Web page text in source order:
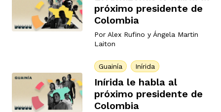
próximo presidente de
Colombia
Por Alex Rufino y Ángela Martin
Laiton
Guainía Inírida
Inírida le habla al
próximo presidente de
Colombia
étnicos
Codazzi
Consonante